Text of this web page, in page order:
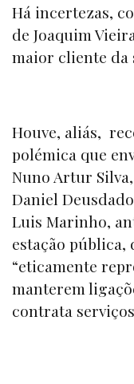
Há incertezas,
de Joaquim
maior cliente da
Houve, aliás,
polémica que
Nuno Artur
Daniel
Luis Marinho,
estação pública,
“eticamente
manterem
contrata